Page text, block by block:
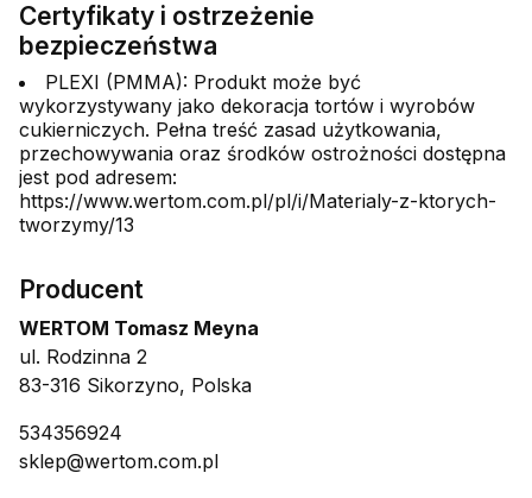
Certyfikaty i ostrzeżenie
bezpieczeństwa
PLEXI (PMMA): Produkt może być
wykorzystywany jako dekoracja tortów i wyrobów
cukierniczych. Pełna treść zasad użytkowania,
przechowywania oraz środków ostrożności dostępna
jest pod adresem:
https://www.wertom.com.pl/pl/i/Materialy-z-ktorych-
tworzymy/13
Producent
WERTOM Tomasz Meyna
ul. Rodzinna 2
83-316 Sikorzyno, Polska
534356924
sklep@wertom.com.pl